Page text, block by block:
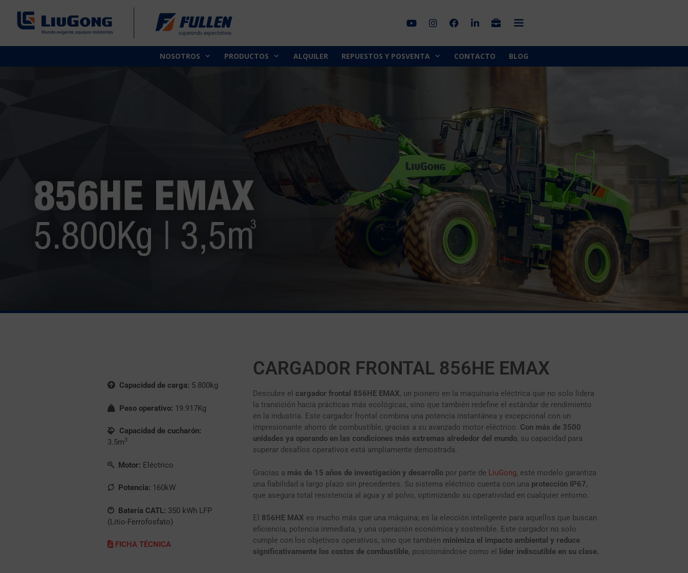
NOSOTROS PRODUCTOS ALQUILER REPUESTOS Y POSVENTA CONTACTO BLOG
Capacidad de carga: 5.800kg
Peso operativo: 19.917Kg
Capacidad de cucharón:
3.5m3
Motor: Eléctrico
Potencia: 160kW
Batería CATL: 350 kWh LFP
(Litio-Ferrofosfato)
FICHA TÉCNICA
CARGADOR FRONTAL 856HE EMAX
Descubre el cargador frontal 856HE EMAX, un pionero en la maquinaria eléctrica que no solo lidera
la transición hacia prácticas más ecológicas, sino que también redefine el estándar de rendimiento
en la industria. Este cargador frontal combina una potencia instantánea y excepcional con un
impresionante ahorro de combustible, gracias a su avanzado motor eléctrico. Con más de 3500
unidades ya operando en las condiciones más extremas alrededor del mundo, su capacidad para
superar desafíos operativos está ampliamente demostrada.
Gracias a más de 15 años de investigación y desarrollo por parte de LiuGong, este modelo garantiza
una fiabilidad a largo plazo sin precedentes. Su sistema eléctrico cuenta con una protección IP67,
que asegura total resistencia al agua y al polvo, optimizando su operatividad en cualquier entorno.
El 856HE MAX es mucho más que una máquina; es la elección inteligente para aquellos que buscan
eficiencia, potencia inmediata, y una operación económica y sostenible. Este cargador no solo
cumple con los objetivos operativos, sino que también minimiza el impacto ambiental y reduce
significativamente los costos de combustible, posicionándose como el líder indiscutible en su clase.